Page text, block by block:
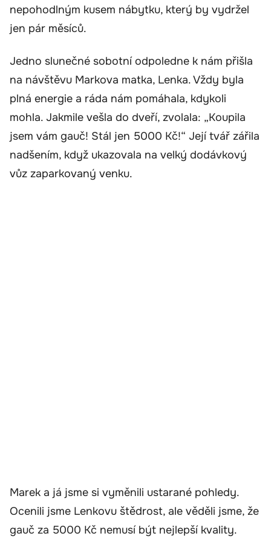
nepohodlným kusem nábytku, který by vydržel
jen pár měsíců.
Jedno slunečné sobotní odpoledne k nám přišla
na návštěvu Markova matka, Lenka. Vždy byla
plná energie a ráda nám pomáhala, kdykoli
mohla. Jakmile vešla do dveří, zvolala: „Koupila
jsem vám gauč! Stál jen 5000 Kč!“ Její tvář zářila
nadšením, když ukazovala na velký dodávkový
vůz zaparkovaný venku.
Marek a já jsme si vyměnili ustarané pohledy.
Ocenili jsme Lenkovu štědrost, ale věděli jsme, že
gauč za 5000 Kč nemusí být nejlepší kvality.